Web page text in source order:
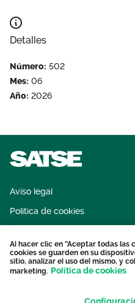
Detalles
Número: 502
Mes: 06
Año: 2026
Aviso legal
Política de cookies
Protección datos personales
Contacto
Al hacer clic en “Aceptar todas las
cookies se guarden en su
sitio, analizar el uso del mismo, y
marketing. Política de cookies